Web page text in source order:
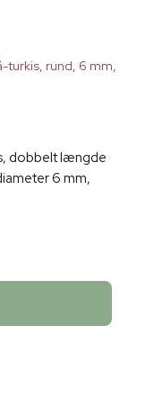
turkis, rund, 6 mm,
dobbelt længde
6 mm,